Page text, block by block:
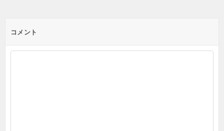
コメント